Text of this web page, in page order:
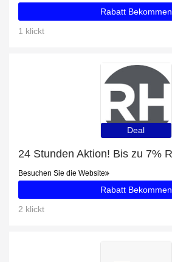
Rabatt Bekommen
1 klickt
Deal
Besuchen Sie die Website
Rabatt Bekommen
2 klickt